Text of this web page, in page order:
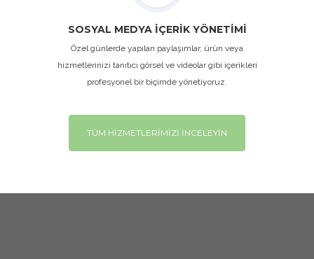
SOSYAL MEDYA İÇERİK YÖNETİMİ
Özel günlerde yapılan paylaşımlar, ürün veya
hizmetlerinizi tanıtıcı görsel ve videolar gibi içerikleri
profesyonel bir biçimde yönetiyoruz.
TÜM HİZMETLERİMİZİ İNCELEYİN